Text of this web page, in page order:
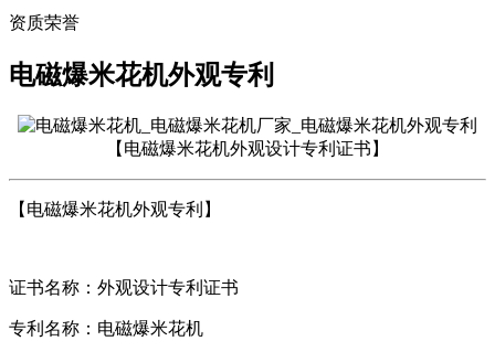
资质荣誉
电磁爆米花机外观专利
【 电磁爆米花机外观设计专利证书 】
【电磁爆米花机外观专利】
证书名称：外观设计专利证书
专利名称：电磁爆米花机